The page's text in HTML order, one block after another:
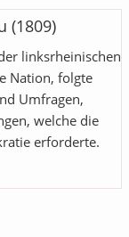
(1809)
linksrheinischen
Nation, folgte
Umfragen,
welche die
erforderte.